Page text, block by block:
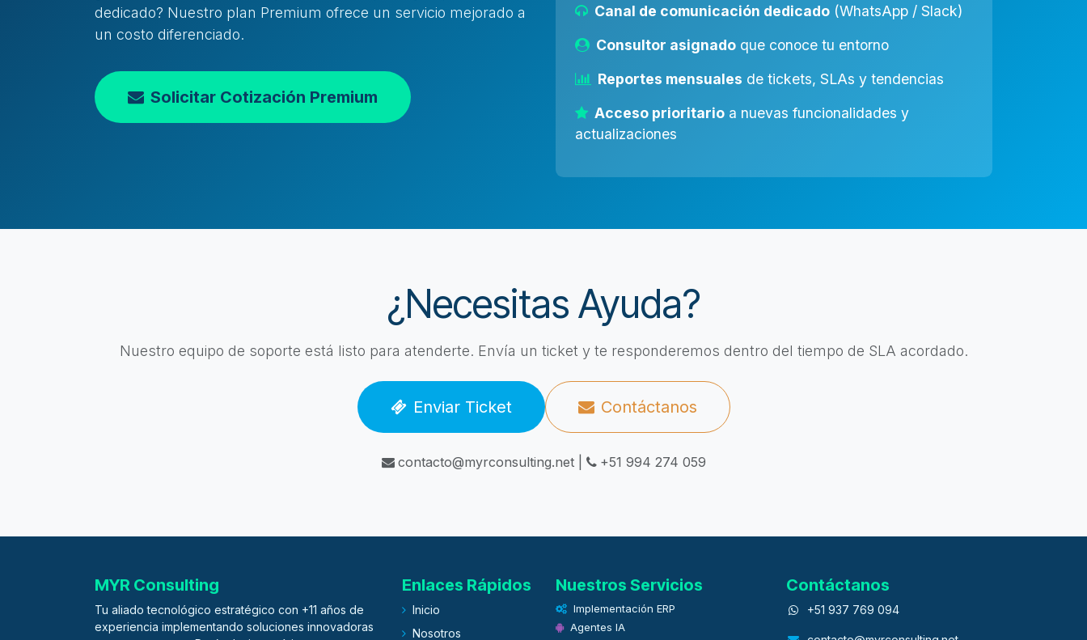
dedicado? Nuestro plan Premium ofrece un servicio mejorado a
un costo diferenciado.
Solicitar Cotización Premium
Canal de comunicación dedicado (WhatsApp / Slack)
Consultor asignado que conoce tu entorno
Reportes mensuales de tickets, SLAs y tendencias
Acceso prioritario a nuevas funcionalidades y
actualizaciones
¿Necesitas Ayuda?
Nuestro equipo de soporte está listo para atenderte. Envía un ticket y te responderemos dentro del tiempo de SLA acordado.
Enviar Ticket Contáctanos
contacto@myrconsulting.net | +51 994 274 059
MYR Consulting
Tu aliado tecnológico estratégico con +11 años de
experiencia implementando soluciones innovadoras
Enlaces Rápidos
Inicio
Nosotros
Nuestros Servicios
Implementación ERP
Agentes IA
Contáctanos
+51 937 769 094